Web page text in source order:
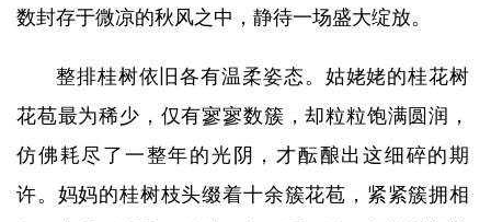
数封存于微凉的秋风之中，静待一场盛大绽放。
整排桂树依旧各有温柔姿态。姑姥姥的桂花树
花苞最为稀少，仅有寥寥数簇，却粒粒饱满圆润，
仿佛耗尽了一整年的光阴，才酝酿出这细碎的期
许。妈妈的桂树枝头缀着十余簇花苞，紧紧簇拥相